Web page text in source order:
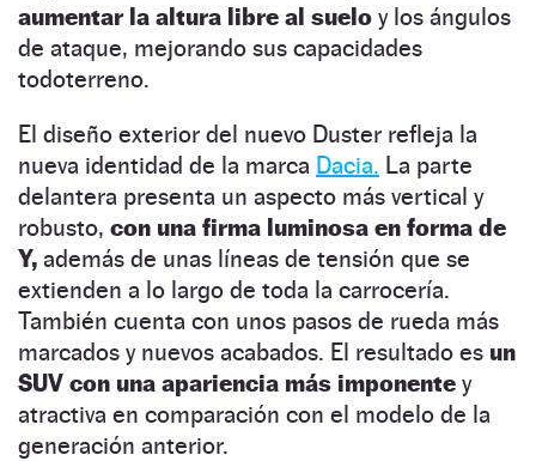
aumentar la altura libre al suelo y los ángulos
de ataque, mejorando sus capacidades
todoterreno.
El diseño exterior del nuevo Duster refleja la
nueva identidad de la marca Dacia. La parte
delantera presenta un aspecto más vertical y
robusto, con una firma luminosa en forma de
Y, además de unas líneas de tensión que se
extienden a lo largo de toda la carrocería.
También cuenta con unos pasos de rueda más
marcados y nuevos acabados. El resultado es un
SUV con una apariencia más imponente y
atractiva en comparación con el modelo de la
generación anterior.